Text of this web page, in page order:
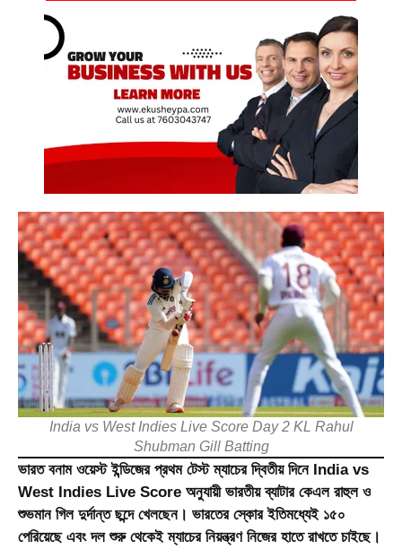
India vs West Indies Live Score Day 2 KL Rahul
Shubman Gill Batting
ভারত বনাম ওয়েস্ট ইন্ডিজের প্রথম টেস্ট ম্যাচের দ্বিতীয় দিনে India vs
West Indies Live Score অনুযায়ী ভারতীয় ব্যাটার কেএল রাহুল ও
শুভমান গিল দুর্দান্ত ছন্দে খেলছেন। ভারতের স্কোর ইতিমধ্যেই ১৫০
পেরিয়েছে এবং দল শুরু থেকেই ম্যাচের নিয়ন্ত্রণ নিজের হাতে রাখতে চাইছে।